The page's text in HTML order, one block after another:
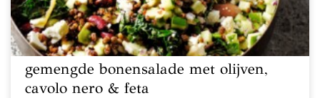
gemengde bonensalade met olijven,
cavolo nero & feta